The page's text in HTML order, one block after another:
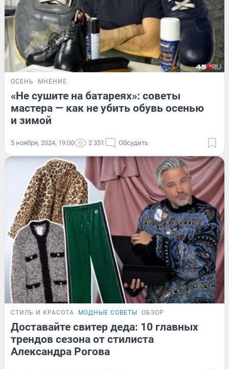
ОСЕНЬ МНЕНИЕ
«Не сушите на батареях»: советы
мастера — как не убить обувь осенью
и зимой
5 ноября, 2024, 19:00 2 351 Обсудить
СТИЛЬ И КРАСОТА МОДНЫЕ СОВЕТЫ ОБЗОР
Доставайте свитер деда: 10 главных
трендов сезона от стилиста
Александра Рогова